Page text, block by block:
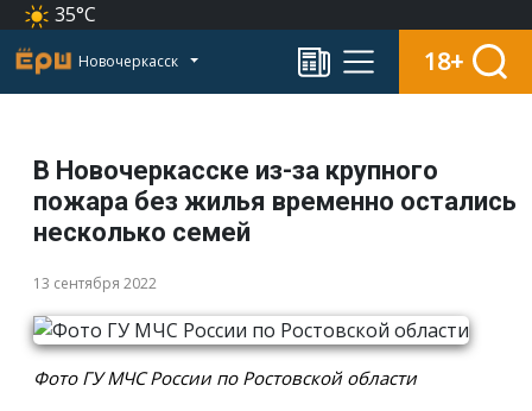
35°C
Новочеркасск 18+
В Новочеркасске из-за крупного
пожара без жилья временно остались
несколько семей
13 сентября 2022
Фото ГУ МЧС России по Ростовской области